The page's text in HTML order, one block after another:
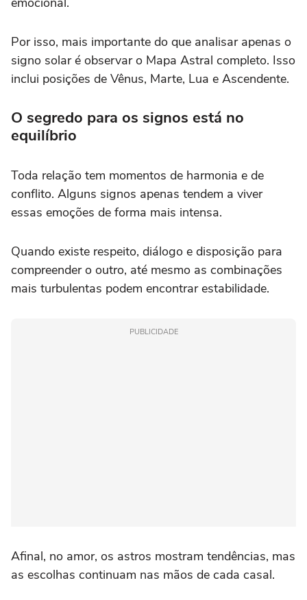
Por isso, mais importante do que analisar apenas o
signo solar é observar o Mapa Astral completo. Isso
inclui posições de Vênus, Marte, Lua e Ascendente.
O segredo para os signos está no
equilíbrio
Toda relação tem momentos de harmonia e de
conflito. Alguns signos apenas tendem a viver
essas emoções de forma mais intensa.
Quando existe respeito, diálogo e disposição para
compreender o outro, até mesmo as combinações
mais turbulentas podem encontrar estabilidade.
PUBLICIDADE
Afinal, no amor, os astros mostram tendências, mas
as escolhas continuam nas mãos de cada casal.